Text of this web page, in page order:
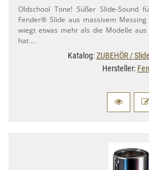
Oldschool Tone! Süßer Slide-​Sound
Fender® Slide aus massivem
wiegt etwas mehr als die Modelle
hat …
Katalog:ZUBEHÖR /
Hersteller: